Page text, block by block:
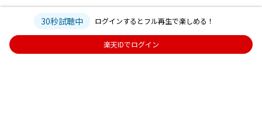
30秒試聴中 ログインするとフル再生で楽しめる！
楽天IDでログイン